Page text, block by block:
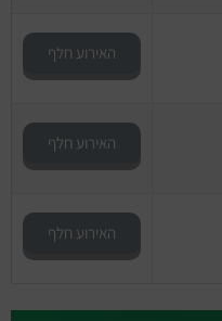
האירוע חלף
האירוע חלף
האירוע חלף